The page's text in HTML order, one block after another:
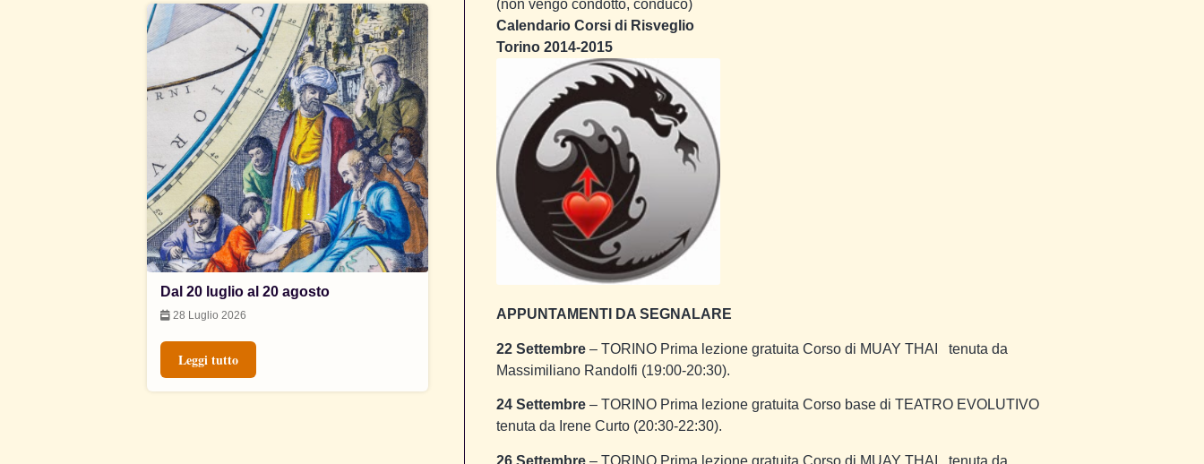
Dal 20 luglio al 20 agosto
28 Luglio 2026
Leggi tutto
(non vengo condotto, conduco)
Calendario Corsi di Risveglio
Torino 2014-2015
APPUNTAMENTI DA SEGNALARE
22 Settembre– TORINO Prima lezione gratuita Corso di MUAY THAI
tenuta da
Massimiliano Randolfi (19:00-20:30).
24 Settembre– TORINO Prima lezione gratuita Corso base di TEATRO EVOLUTIVO
tenuta da Irene Curto (20:30-22:30).
26 Settembre– TORINO Prima lezione gratuita Corso di MUAY THAI tenuta da